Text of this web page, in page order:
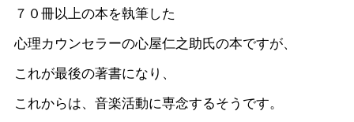
７０冊以上の本を執筆した
心理カウンセラーの心屋仁之助氏の本ですが、
これが最後の著書になり、
これからは、音楽活動に専念するそうです。